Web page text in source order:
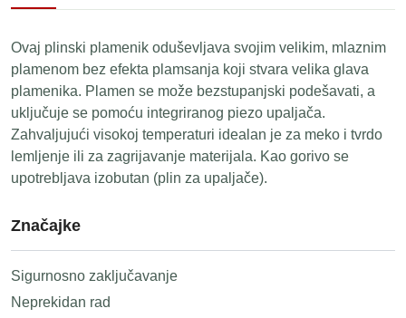
Ovaj plinski plamenik oduševljava svojim velikim, mlaznim
plamenom bez efekta plamsanja koji stvara velika glava
plamenika. Plamen se može bezstupanjski podešavati, a
uključuje se pomoću integriranog piezo upaljača.
Zahvaljujući visokoj temperaturi idealan je za meko i tvrdo
lemljenje ili za zagrijavanje materijala. Kao gorivo se
upotrebljava izobutan (plin za upaljače).
Značajke
Sigurnosno zaključavanje
Neprekidan rad